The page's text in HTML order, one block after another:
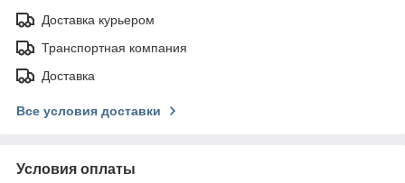
Доставка курьером
Транспортная компания
Доставка
Все условия доставки
Условия оплаты